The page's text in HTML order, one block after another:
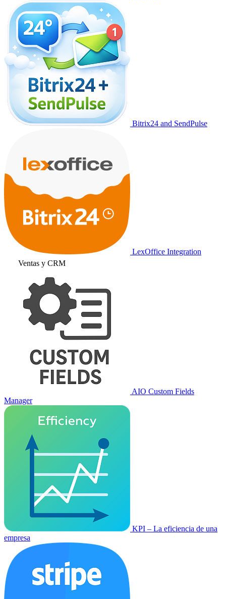
Bitrix24 and SendPulse
LexOffice Integration
Ventas y CRM
AIO Custom Fields
Manager
KPI – La eficiencia de una
empresa